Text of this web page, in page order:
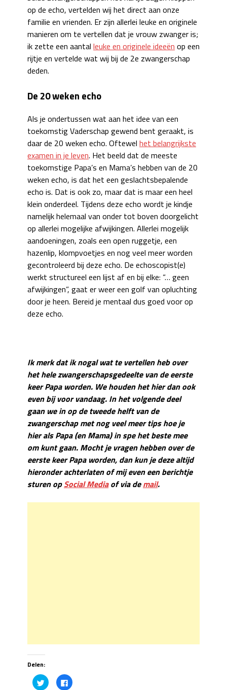
op de echo, vertelden wij het direct aan onze
familie en vrienden. Er zijn allerlei leuke en originele
manieren om te vertellen dat je vrouw zwanger is;
ik zette een aantal leuke en originele ideeën op een
rijtje en vertelde wat wij bij de 2e zwangerschap
deden.
De 20 weken echo
Als je ondertussen wat aan het idee van een
toekomstig Vaderschap gewend bent geraakt, is
daar de 20 weken echo. Oftewel het belangrijkste
examen in je leven. Het beeld dat de meeste
toekomstige Papa’s en Mama’s hebben van de 20
weken echo, is dat het een geslachtsbepalende
echo is. Dat is ook zo, maar dat is maar een heel
klein onderdeel. Tijdens deze echo wordt je kindje
namelijk helemaal van onder tot boven doorgelicht
op allerlei mogelijke afwijkingen. Allerlei mogelijk
aandoeningen, zoals een open ruggetje, een
hazenlip, klompvoetjes en nog veel meer worden
gecontroleerd bij deze echo. De echoscopist(e)
werkt structureel een lijst af en bij elke: “… geen
afwijkingen”, gaat er weer een golf van opluchting
door je heen. Bereid je mentaal dus goed voor op
deze echo.
Ik merk dat ik nogal wat te vertellen heb over
het hele zwangerschapsgedeelte van de eerste
keer Papa worden. We houden het hier dan ook
even bij voor vandaag. In het volgende deel
gaan we in op de tweede helft van de
zwangerschap met nog veel meer tips hoe je
hier als Papa (en Mama) in spe het beste mee
om kunt gaan. Mocht je vragen hebben over de
eerste keer Papa worden, dan kun je deze altijd
hieronder achterlaten of mij even een berichtje
sturen opSocial Mediaof via demail.
Delen:
Click
to
Click
to